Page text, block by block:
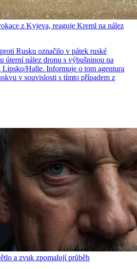
z Kyjeva, reaguje Kreml na nález
Rusku označilo v pátek ruské
úterní nález dronu s výbušninou na
Halle. Informuje o tom agentura
v souvislosti s tímto případem z
a zvuk zpomalují průběh